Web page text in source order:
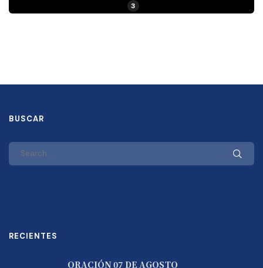
3
BUSCAR
RECIENTES
ORACIÓN 07 DE AGOSTO